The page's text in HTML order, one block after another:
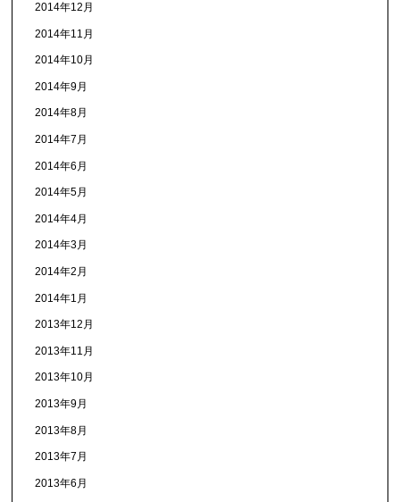
2014年12月
2014年11月
2014年10月
2014年9月
2014年8月
2014年7月
2014年6月
2014年5月
2014年4月
2014年3月
2014年2月
2014年1月
2013年12月
2013年11月
2013年10月
2013年9月
2013年8月
2013年7月
2013年6月